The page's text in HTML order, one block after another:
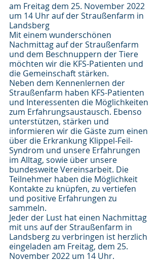
am Freitag dem 25. November 2022
um 14 Uhr auf der Straußenfarm in
Landsberg
Mit einem wunderschönen
Nachmittag auf der Straußenfarm
und dem Beschnuppern der Tiere
möchten wir die KFS-Patienten und
die Gemeinschaft stärken.
Neben dem Kennenlernen der
Straußenfarm haben KFS-Patienten
und Interessenten die Möglichkeiten
zum Erfahrungsaustausch. Ebenso
unterstützen, stärken und
informieren wir die Gäste zum einen
über die Erkrankung Klippel-Feil-
Syndrom und unsere Erfahrungen
im Alltag, sowie über unsere
bundesweite Vereinsarbeit. Die
Teilnehmer haben die Möglichkeit
Kontakte zu knüpfen, zu vertiefen
und positive Erfahrungen zu
sammeln.
Jeder der Lust hat einen Nachmittag
mit uns auf der Straußenfarm in
Landsberg zu verbringen ist herzlich
eingeladen am Freitag, dem 25.
November 2022 um 14 Uhr.